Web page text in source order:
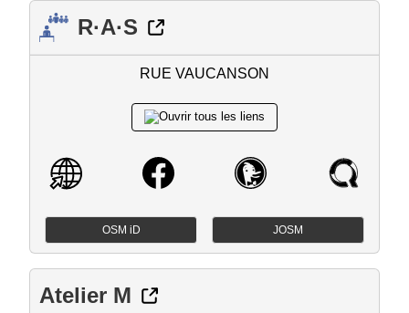
R·A·S
RUE VAUCANSON
OSM iD JOSM
Atelier M